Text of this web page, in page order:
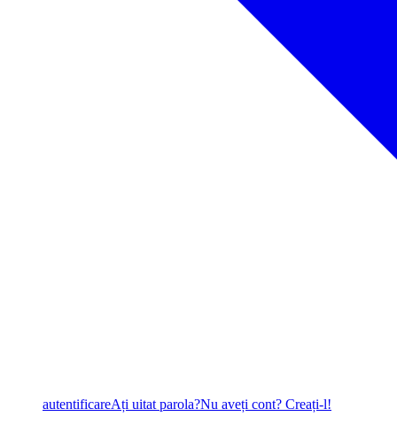
autentificareAți uitat parola?Nu aveți cont? Creați-l!